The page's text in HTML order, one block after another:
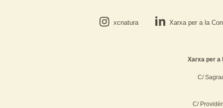
xcnatura Xarxa per a la
Xarxa per a
C/
C/